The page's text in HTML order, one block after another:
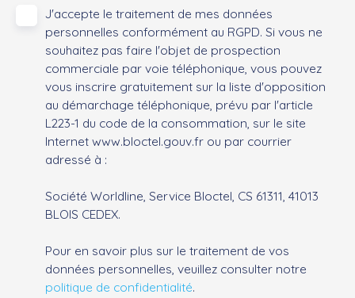
J'accepte le traitement de mes données
personnelles conformément au RGPD. Si vous ne
souhaitez pas faire l'objet de prospection
commerciale par voie téléphonique, vous pouvez
vous inscrire gratuitement sur la liste d'opposition
au démarchage téléphonique, prévu par l'article
L223-1 du code de la consommation, sur le site
Internet www.bloctel.gouv.fr ou par courrier
adressé à :
Société Worldline, Service Bloctel, CS 61311, 41013
BLOIS CEDEX.
Pour en savoir plus sur le traitement de vos
données personnelles, veuillez consulter notre
politique de confidentialité.